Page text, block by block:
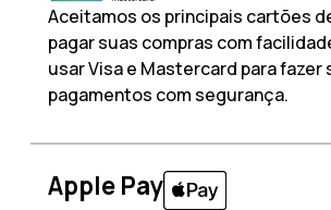
Aceitamos os principais cartões
pagar suas compras com
usar Visa e Mastercard para fazer
pagamentos com segurança.
Apple Pay